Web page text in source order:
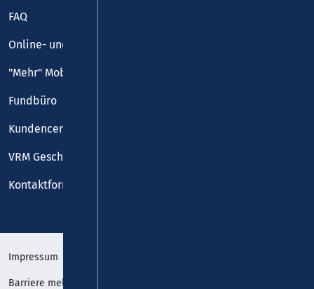
FAQ
Online- und Handy-Tickets
"Mehr" Mobilität
Fundbüro
Kundencenter
VRM Geschäftsstelle
Kontaktformular
Impressum
Barriere melden